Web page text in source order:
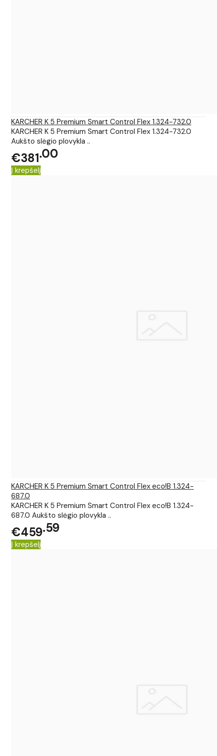
KARCHER K 5 Premium Smart Control Flex 1.324-732.0
KARCHER K 5 Premium Smart Control Flex 1.324-732.0
Aukšto slėgio plovykla ..
€381 00
Į krepšelį
KARCHER K 5 Premium Smart Control Flex eco!B 1.324-
687.0
KARCHER K 5 Premium Smart Control Flex eco!B 1.324-
687.0 Aukšto slėgio plovykla ..
€459 59
Į krepšelį